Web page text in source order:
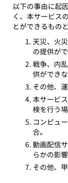
以下の事由に起
く、本サービス
とができるもの
天災、火
の提供が
戦争、内
供ができ
その他、
本サービ
検を行う場
コンピュ
合。
動画配信
らかの影
その他、